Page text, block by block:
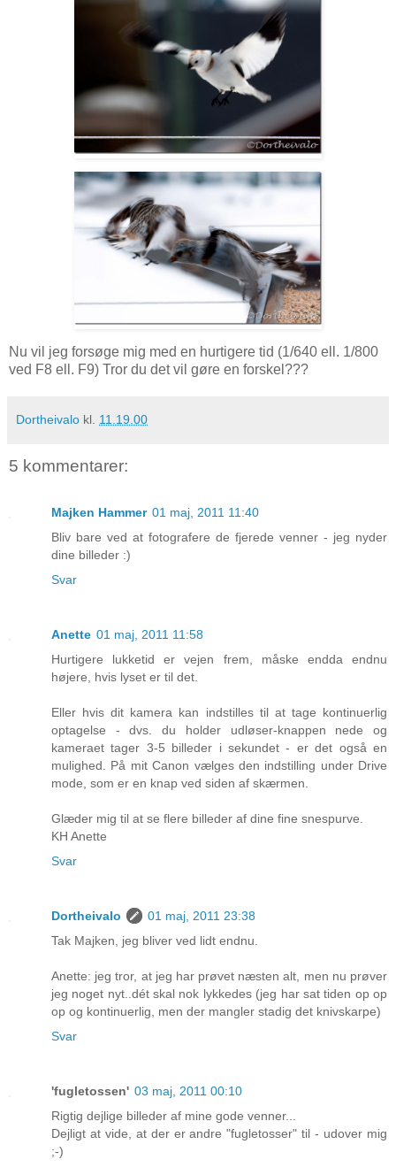
Nu vil jeg forsøge mig med en hurtigere tid (1/640 ell. 1/800
ved F8 ell. F9) Tror du det vil gøre en forskel???
Dortheivalo kl. 11.19.00
5 kommentarer:
Majken Hammer 01 maj, 2011 11:40
Bliv bare ved at fotografere de fjerede venner - jeg nyder
dine billeder :)
Svar
Anette 01 maj, 2011 11:58
Hurtigere lukketid er vejen frem, måske endda endnu
højere, hvis lyset er til det.
Eller hvis dit kamera kan indstilles til at tage kontinuerlig
optagelse - dvs. du holder udløser-knappen nede og
kameraet tager 3-5 billeder i sekundet - er det også en
mulighed. På mit Canon vælges den indstilling under Drive
mode, som er en knap ved siden af skærmen.
Glæder mig til at se flere billeder af dine fine snespurve.
KH Anette
Svar
Dortheivalo
01 maj, 2011 23:38
Tak Majken, jeg bliver ved lidt endnu.
Anette: jeg tror, at jeg har prøvet næsten alt, men nu prøver
jeg noget nyt..dét skal nok lykkedes (jeg har sat tiden op op
op og kontinuerlig, men der mangler stadig det knivskarpe)
Svar
'fugletossen' 03 maj, 2011 00:10
Rigtig dejlige billeder af mine gode venner...
Dejligt at vide, at der er andre "fugletosser" til - udover mig
;-)